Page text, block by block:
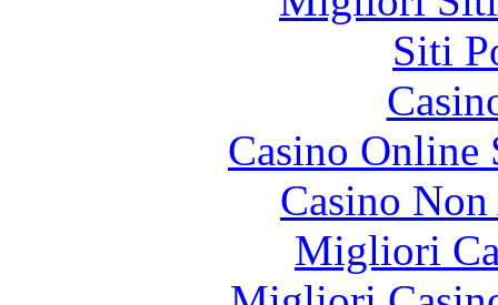
Siti
Casino
Casino
Migliori